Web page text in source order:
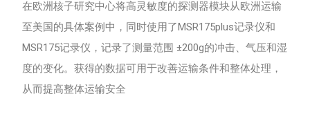
在欧洲核子研究中心将高灵敏度的探测器模块从欧洲运输
至美国的具体案例中，同时使用了MSR175plus记录仪和
MSR175记录仪，记录了测量范围 ±200g的冲击、气压和湿
度的变化。获得的数据可用于改善运输条件和整体处理，
从而提高整体运输安全